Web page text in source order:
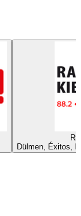
Dülmen, Éxitos,